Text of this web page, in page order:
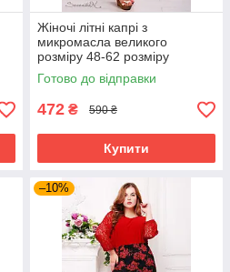
Жіночі літні капрі з
микромасла великого
розміру 48-62 розміру
Готово до відправки
472 ₴ 590 ₴
Купити
–10%